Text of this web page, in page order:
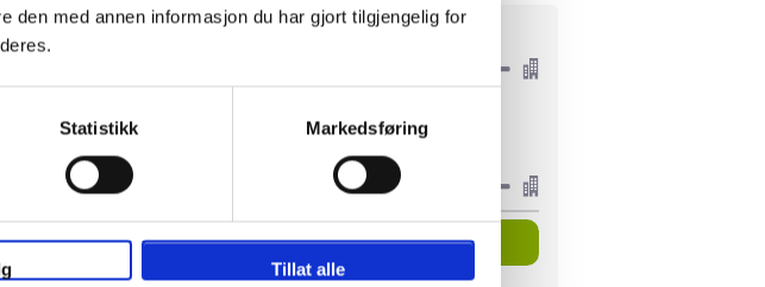
den med annen informasjon du har gjort tilgjengelig for
Statistikk Markedsføring
Tillat alle
1834kr
7243kr
Se pakkereiser